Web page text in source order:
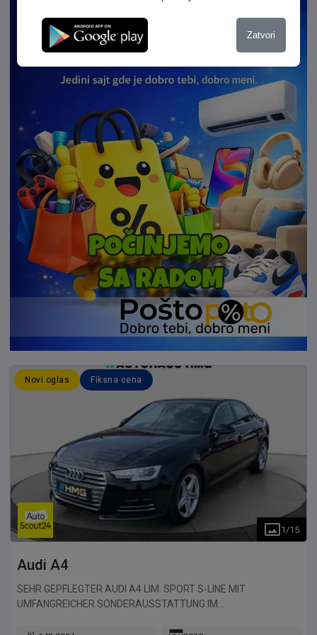
Bremsassistent (Audi pre sense front), Fensterheber elektrisch
vorn + hinten, Fußmatten Velours, Gepäckraumboden doppelt
und herausnehmbar, Geschwindigkeits-Begrenzeranlage,
Dekoreinlagen Eloxallack, Rot, Isofix-Aufnahmen für Kindersitz,
Karosserie: 4-türig, Kindersicherung, manuell, Kombiinstrument
elektronisch, Kopf-Airbag-System (Sideguard), Kopfstützen
hinten (3-fach), Leuchtweitenregelung, Modellvariante COD
(cylinder on demand), Motor 1,4 Ltr. - 110 kW 16V TFSI ACT,
Nichtraucher-Paket, Parkbremse elektro-mechanisch,
Progressivlenkung, Radstand 2601 mm, Reifen-Reparaturkit,
Reifendruck-Kontrollsystem, Schadstoffarm nach Abgasnorm
Euro 6, Schalt-/Wählhebelgriff Leder, Seitenairbag vorn,
Sitzbezug / Polsterung: Stoff Index, Sitze vorn
höhenverstellbar, Sportsitze, Start/Stop-Anlage, Steckdose
(12V-Anschluß) in Mittelkonsole vorn, Voll-Lackierung,
Wärmeschutzverglasung grün getönt GUTER ZUSTAND.
FINANZIERUNG MÖGLICH. INZAHLUNGNAHME MÖGLICH. BEI
INTERESSE 0214/69999. TIPPFEHLER+IRRTÜMER
VORBEHALTEN. , Innenspiegel automatisch abblendend,
Novi oglas Fiksna cena
1 /15
Audi A4
SEHR GEPFLEGTER AUDI A4 LIM. SPORT S-LINE MIT
UMFANGREICHER SONDERAUSSTATTUNG IM
Zatvori